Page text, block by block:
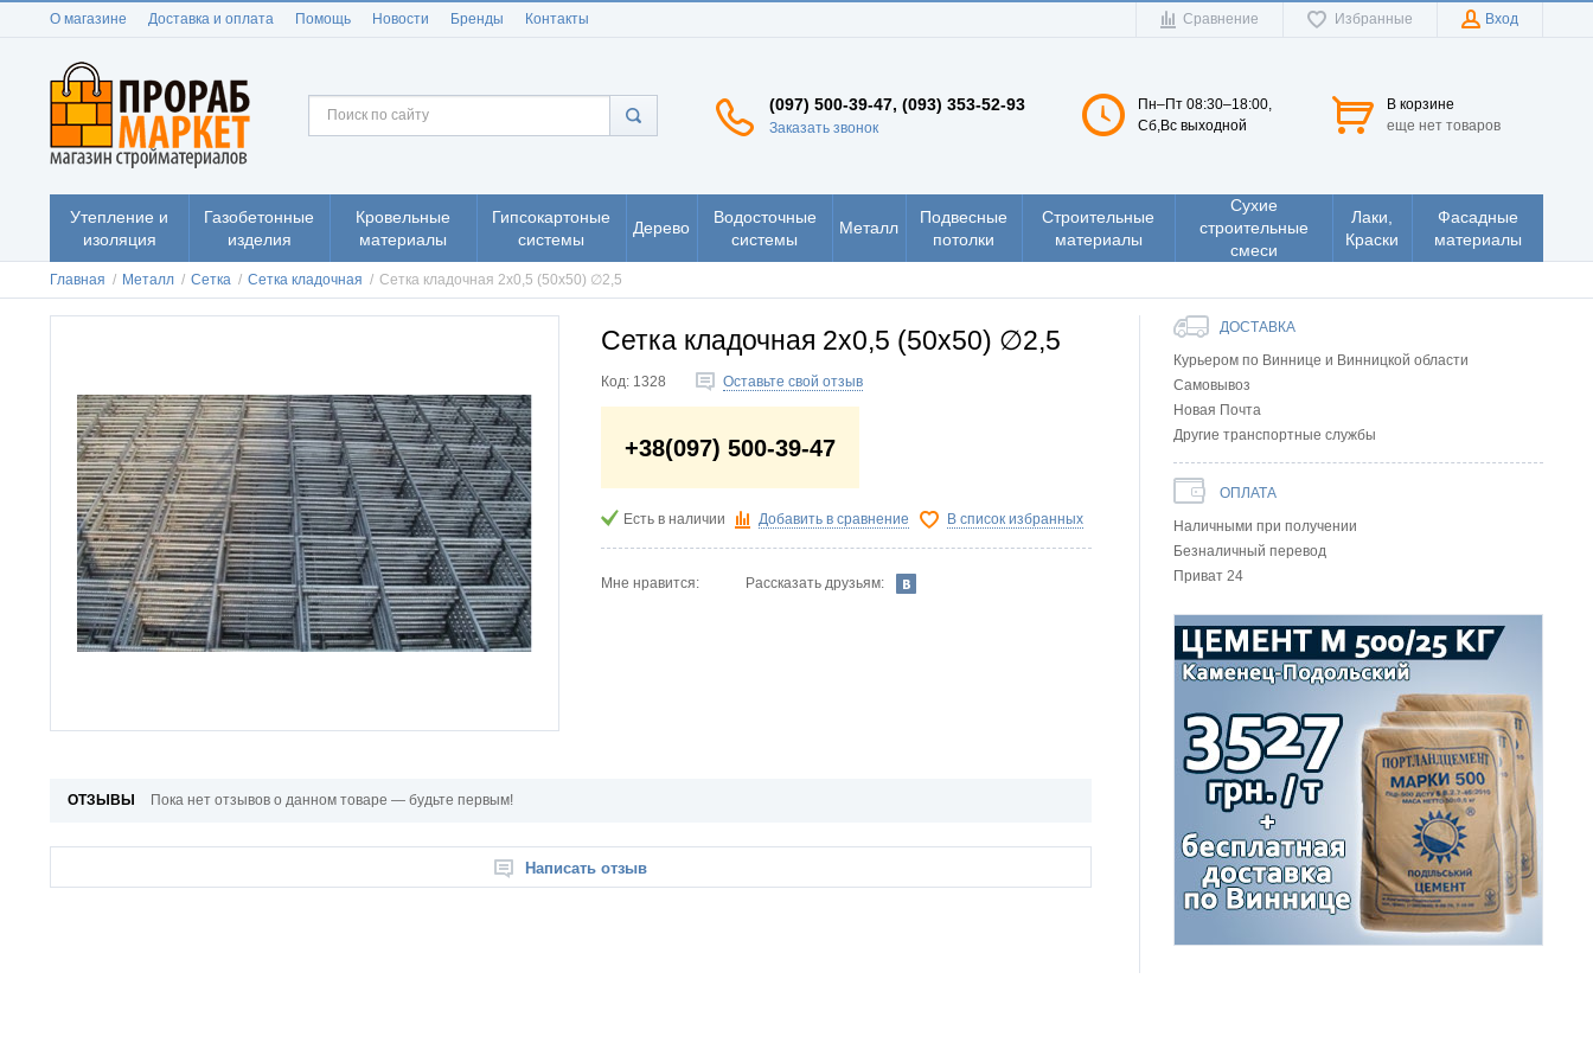
О магазине Доставка и оплата Помощь Новости Бренды Контакты Сравнение Избранные Вход
(097) 500-39-47, (093) 353-52-93
Заказать звонок
Пн–Пт 08:30–18:00,
Сб,Вс выходной
В корзине
еще нет товаров
Утепление и
изоляция
Газобетонные
изделия
Кровельные
материалы
Гипсокартоные
системы
Дерево
Водосточные
системы
Металл
Подвесные
потолки
Строительные
материалы
Сухие
строительные
смеси
Лаки,
Краски
Фасадные
материалы
Главная / Металл / Сетка / Сетка кладочная / Сетка кладочная 2х0,5 (50х50) ∅2,5
ДОСТАВКА
Курьером по Виннице и Винницкой области
Самовывоз
Новая Почта
Другие транспортные службы
ОПЛАТА
Наличными при получении
Безналичный перевод
Приват 24
Сетка кладочная 2х0,5 (50х50) ∅2,5
Код: 1328 Оставьте свой отзыв
+38(097) 500-39-47
Есть в наличии Добавить в сравнение В список избранных
Мне нравится: Рассказать друзьям:
ОТЗЫВЫ Пока нет отзывов о данном товаре — будьте первым!
Написать отзыв